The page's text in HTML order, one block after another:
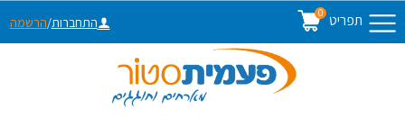
תפריט 0
התחברות/הרשמה